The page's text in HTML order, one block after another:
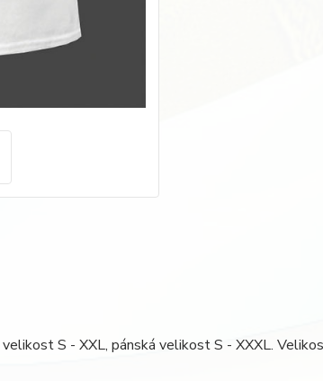
S - XXL, pánská velikost S - XXXL.